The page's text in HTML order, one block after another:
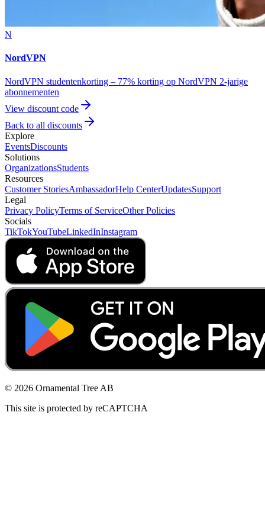
N
NordVPN
NordVPN studentenkorting – 77% korting op NordVPN 2-jarige
abonnementen
View discount code
Back to all discounts
Explore
EventsDiscounts
Solutions
OrganizationsStudents
Resources
Customer StoriesAmbassadorHelp CenterUpdatesSupport
Legal
Privacy PolicyTerms of ServiceOther Policies
Socials
TikTokYouTubeLinkedInInstagram
© 2026 Ornamental Tree AB
This site is protected by reCAPTCHA